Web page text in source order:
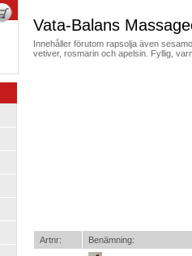
Vata-Balans
Innehåller förutom rapsolja även
vetiver, rosmarin och apelsin. Fyllig,
Artnr: Benämning: